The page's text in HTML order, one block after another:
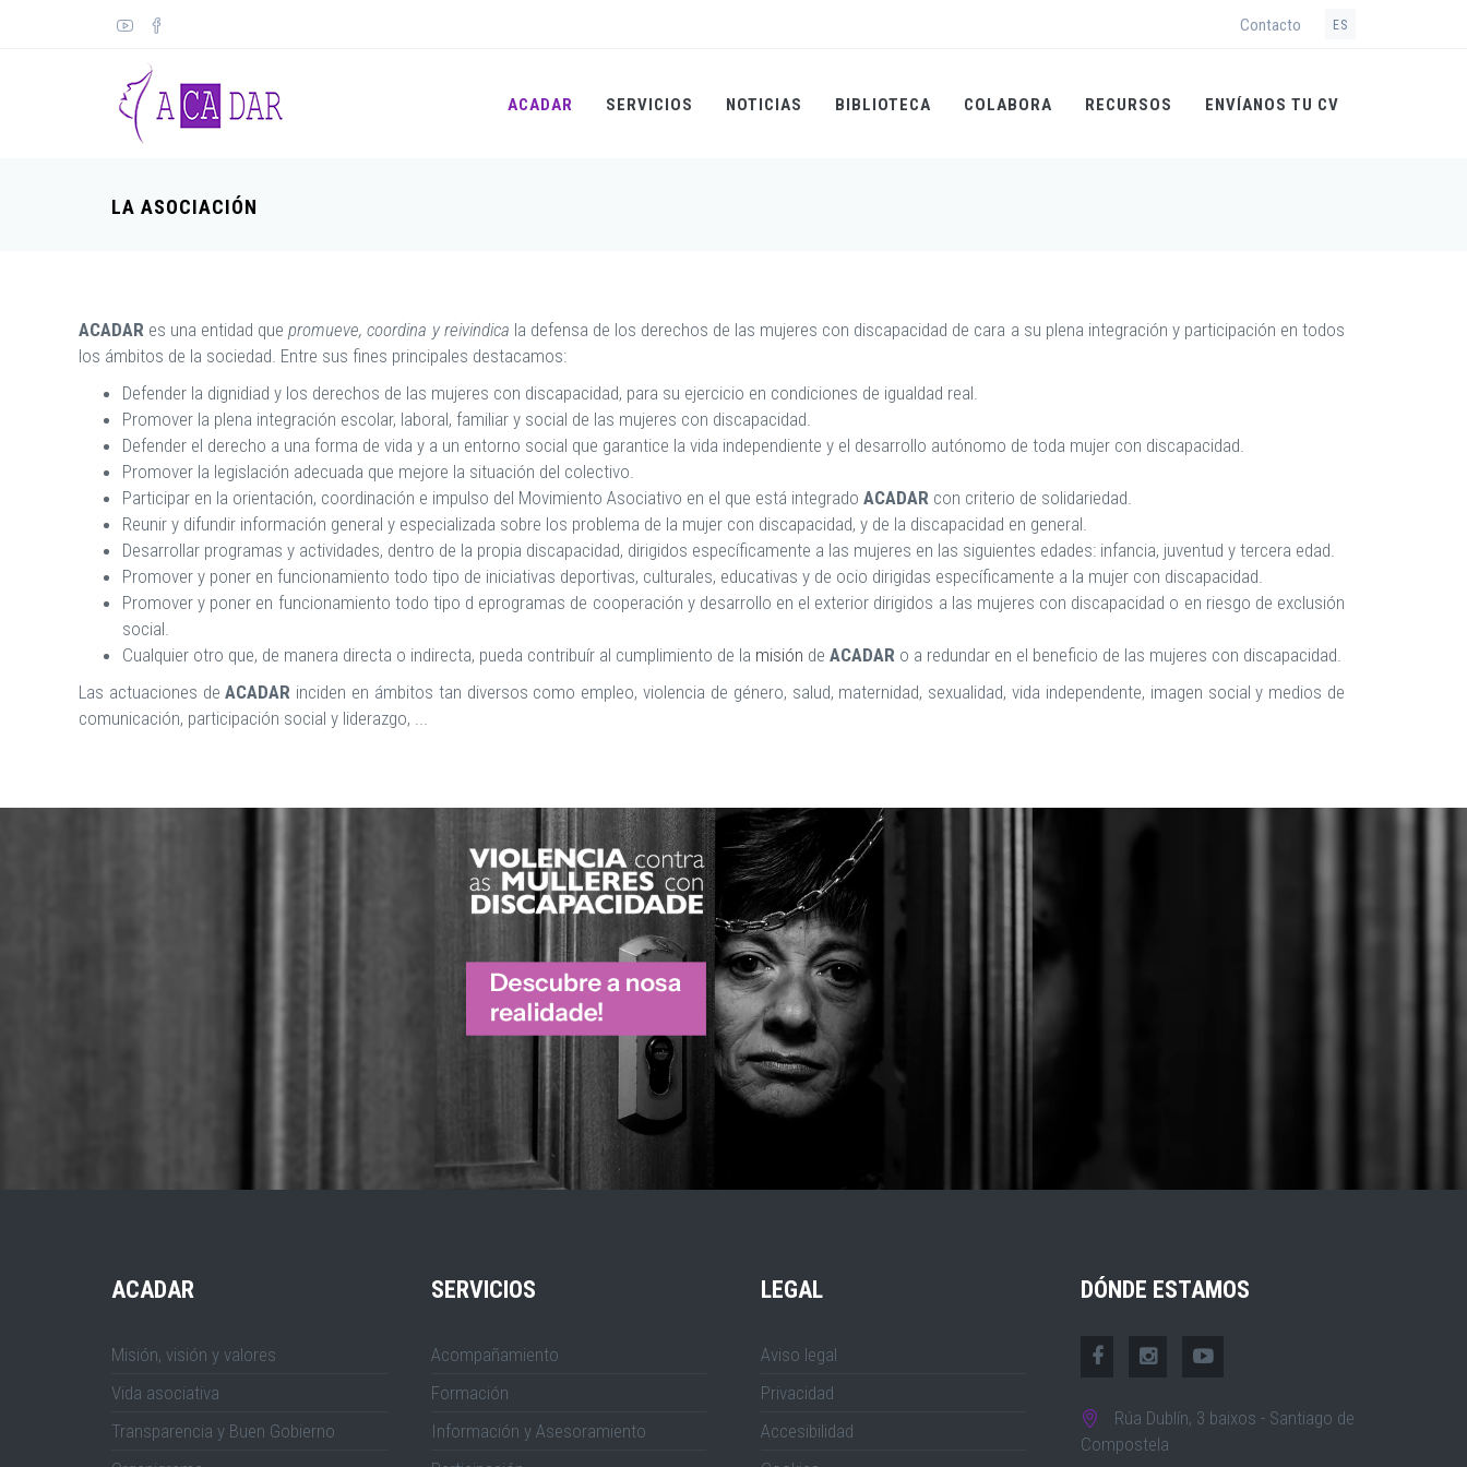
Contacto ES
ACADAR SERVICIOS NOTICIAS BIBLIOTECA COLABORA RECURSOS ENVÍANOS TU CV
LA ASOCIACIÓN
ACADAR es una entidad quepromueve, coordina y reivindica la defensa de los derechos de las mujeres con discapacidad de cara a su plena integración y participación en todos
los ámbitos de la sociedad. Entre sus fines principales destacamos:
Defender la dignidiad y los derechos de las mujeres con discapacidad, para su ejercicio en condiciones de igualdad real.
Promover la plena integración escolar, laboral, familiar y social de las mujeres con discapacidad.
Defender el derecho a una forma de vida y a un entorno social que garantice la vida independiente y el desarrollo autónomo de toda mujer con discapacidad.
Promover la legislación adecuada que mejore la situación del colectivo.
Participar en la orientación, coordinación e impulso del Movimiento Asociativo en el que está integrado ACADAR con criterio de solidariedad.
Reunir y difundir información general y especializada sobre los problema de la mujer con discapacidad, y de la discapacidad en general.
Desarrollar programas y actividades, dentro de la propia discapacidad, dirigidos específicamente a las mujeres en las siguientes edades: infancia, juventud y tercera edad.
Promover y poner en funcionamiento todo tipo de iniciativas deportivas, culturales, educativas y de ocio dirigidas específicamente a la mujer con discapacidad.
Promover y poner en funcionamiento todo tipo d eprogramas de cooperación y desarrollo en el exterior dirigidos a las mujeres con discapacidad o en riesgo de exclusión
social.
Cualquier otro que, de manera directa o indirecta, pueda contribuír al cumplimiento de la misión de ACADAR o a redundar en el beneficio de las mujeres con discapacidad.
Las actuaciones deACADAR inciden en ámbitos tan diversos como empleo, violencia de género, salud, maternidad, sexualidad, vida independente, imagen social y medios de
comunicación, participación social y liderazgo, ...
ACADAR
Misión, visión y valores
Vida asociativa
Transparencia y Buen Gobierno
SERVICIOS
Acompañamiento
Formación
Información y Asesoramiento
LEGAL
Aviso legal
Privacidad
Accesibilidad
DÓNDE ESTAMOS
Rúa Dublín, 3 baixos - Santiago de
Compostela